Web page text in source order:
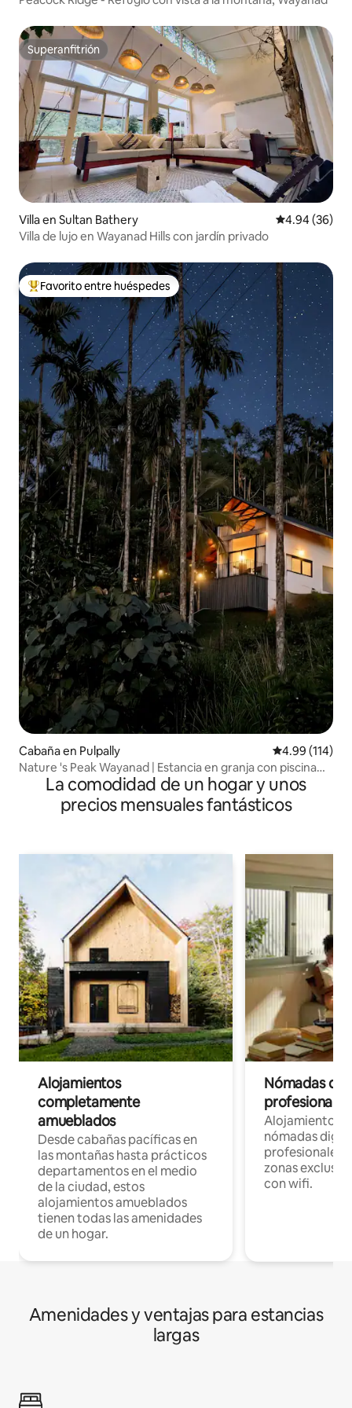
Superanfitrión
Superanfitrión
Villa en Sultan Bathery Calificación
4.94 (36)
Villa de lujo en Wayanad Hills con jardín privado
De los mejores en Favorito entre huéspedes
Favorito entre huéspedes
Cabaña en Pulpally Calificación
4.99 (114)
Nature 's Peak Wayanad | Estancia en granja con piscina
privadaLa comodidad de un hogar y unos
precios mensuales fantásticos
Alojamientos
completamente
amueblados
Desde cabañas pacíficas en
las montañas hasta prácticos
departamentos en el medio
de la ciudad, estos
alojamientos amueblados
tienen todas las amenidades
de un hogar.
Nómadas
Alojamientos
nómadas
profesionales
zonas
con wifi.
Amenidades y ventajas para estancias
largas